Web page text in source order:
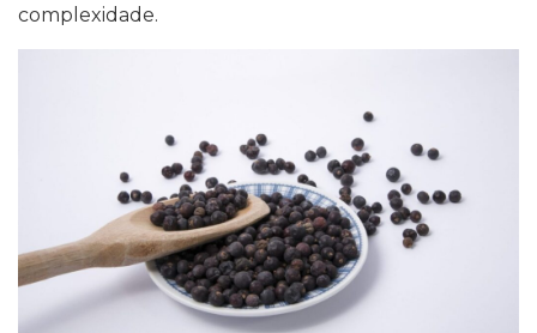
complexidade.